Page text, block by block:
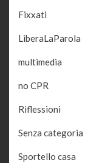
Fixxati
LiberaLaParola
multimedia
no CPR
Riflessioni
Senza categoria
Sportello casa